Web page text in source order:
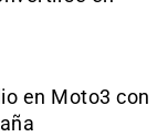
en Moto3 con